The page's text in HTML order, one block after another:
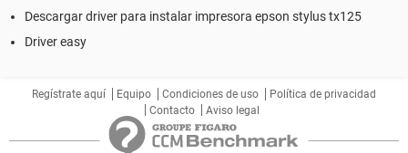
Descargar driver para instalar impresora epson stylus tx125
Driver easy
Regístrate aquí Equipo Condiciones de uso
Política de privacidad
Contacto
Aviso legal